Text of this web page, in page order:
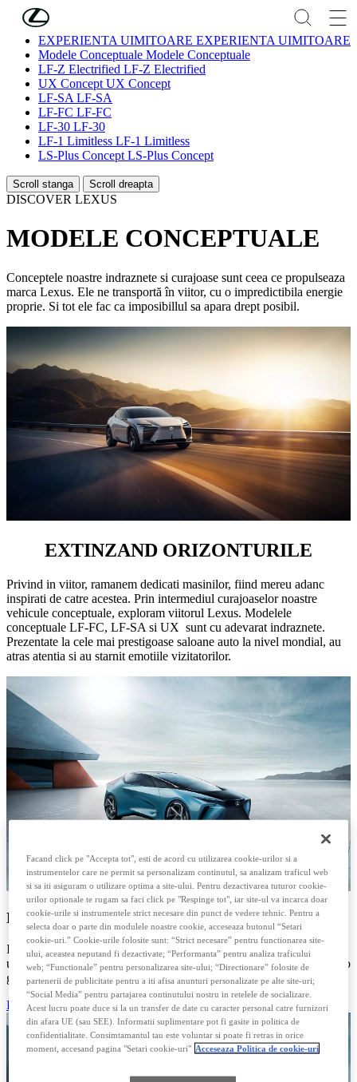
Skip to Main Content
EXPERIENTA UIMITOARE EXPERIENTA UIMITOARE
Modele Conceptuale Modele Conceptuale
LF-Z Electrified LF-Z Electrified
UX Concept UX Concept
LF-SA LF-SA
LF-FC LF-FC
LF-30 LF-30
LF-1 Limitless LF-1 Limitless
LS-Plus Concept LS-Plus Concept
Scroll stanga Scroll dreapta
DISCOVER LEXUS
MODELE CONCEPTUALE
Conceptele noastre indraznete si curajoase sunt ceea ce propulseaza
marca Lexus. Ele ne transportă în viitor, cu o impredictibila energie
proprie. Si tot ele fac ca imposibillul sa apara drept posibil.
EXTINZAND ORIZONTURILE
Privind in viitor, ramanem dedicati masinilor, fiind mereu adanc
inspirati de catre acestea. Prin intermediul curajoaselor noastre
vehicule conceptuale, exploram viitorul Lexus. Modelele
conceptuale LF-FC, LF-SA si UX sunt cu adevarat indraznete.
Prezentate la cele mai prestigoase saloane auto la nivel mondial, au
atras atentia si au starnit emotiile vizitatorilor.
LF-30 ELECTRIFIED
In efortul sau continuu pentru a oferi experiente inovatoare si
uimitoare, Lexus si-a dezvaluit viziunea „Lexus Electrified” pentru o
generatie viitoare de autovehicule electrice.
EXPLORATI LF-30
Facand click pe "Accepta tot", esti de acord cu utilizarea cookie-urilor si a
instrumentelor care ne permit sa personalizam continutul, sa analizam traficul web
si sa iti asiguram o utilizare optima a site-ului. Pentru dezactivarea tuturor cookie-
urilor optionale te rugam sa faci click pe "Respinge tot", iar site-ul va incarca doar
cookie-urile si instrumentele strict necesare din punct de vedere tehnic. Pentru a
selecta doar o parte din modulele noastre cookie, acceseaza butonul “Setari
cookie-uri.” Cookie-urile folosite sunt: “Strict necesare” pentru functionarea site-
ului, aceastea neputand fi dezactivate; “Performanta” pentru analiza traficului
web; “Functionale” pentru personalizarea site-ului; “Directionare” folosite de
partenerii de publicitate pentru a iti afisa anunturi personalizate pe alte site-uri;
“Social Media” pentru partajarea continutului nostru in retelele de socializare.
Acest lucru poate duce si la un transfer de date cu caracter personal catre furnizori
din afara UE (sau SEE). Informatii suplimentare pot fi gasite in politica de
confidentialitate. Consimtamantul tau este voluntar si poate fi retras in orice
moment, accesand pagina "Setari cookie-uri" Acceseaza Politica de cookie-uri